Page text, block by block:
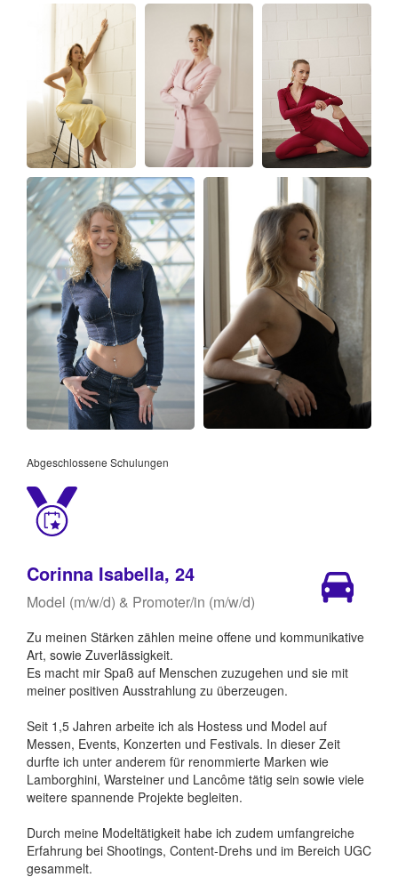
Abgeschlossene Schulungen
Corinna Isabella, 24
Model (m/w/d) & Promoter/in (m/w/d)
Zu meinen Stärken zählen meine offene und kommunikative
Art, sowie Zuverlässigkeit.
Es macht mir Spaß auf Menschen zuzugehen und sie mit
meiner positiven Ausstrahlung zu überzeugen.
Seit 1,5 Jahren arbeite ich als Hostess und Model auf
Messen, Events, Konzerten und Festivals. In dieser Zeit
durfte ich unter anderem für renommierte Marken wie
Lamborghini, Warsteiner und Lancôme tätig sein sowie viele
weitere spannende Projekte begleiten.
Durch meine Modeltätigkeit habe ich zudem umfangreiche
Erfahrung bei Shootings, Content-Drehs und im Bereich UGC
gesammelt.